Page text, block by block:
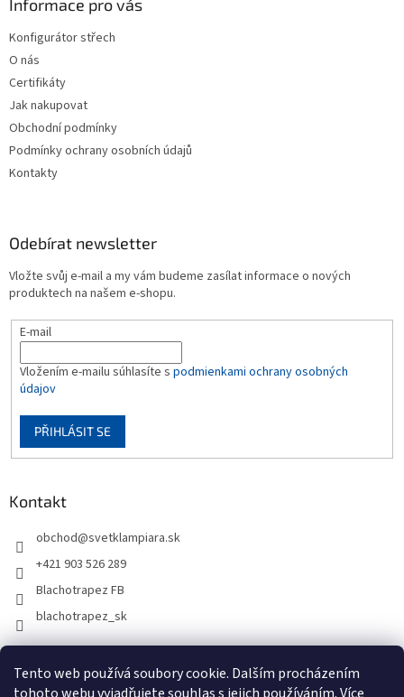
Tento web používá soubory cookie. Dalším procházením
Informace pro vás
Konfigurátor střech
O nás
Certifikáty
Jak nakupovat
Obchodní podmínky
Podmínky ochrany osobních údajů
Kontakty
Odebírat newsletter
Vložte svůj e-mail a my vám budeme zasílat informace o nových
produktech na našem e-shopu.
E-mail
Vložením e-mailu súhlasíte s podmienkami ochrany osobných
údajov
PŘIHLÁSIT SE
Kontakt
obchod@svetklampiara.sk
+421 903 526 289
Blachotrapez FB
blachotrapez_sk